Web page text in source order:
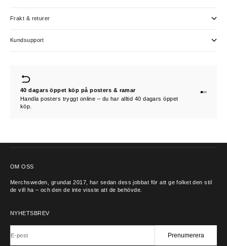
Frakt & returer
Kundsupport
40 dagars öppet köp på posters & ramar
Handla posters tryggt online – du har alltid 40 dagars öppet
köp.
Gå till 1
Gå till 2
Gå till 3
OM OSS
Merchsweden, grundat 2017, har sedan dess jobbat för att ge folket den stil
de vill ha – och den de inte visste att de behövde.
NYHETSBREV
E-post Prenumerera